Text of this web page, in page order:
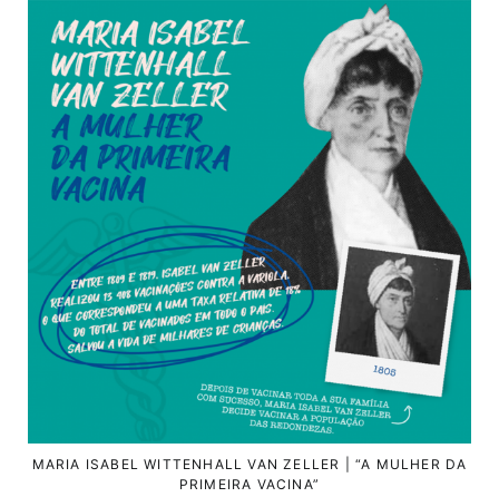
MARIA ISABEL WITTENHALL VAN ZELLER | “A MULHER DA
PRIMEIRA VACINA”